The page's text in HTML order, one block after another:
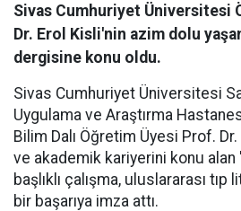
Sivas Cumhuriyet Üniversitesi
Dr. Erol Kisli'nin azim dolu
dergisine konu oldu.
Sivas Cumhuriyet Üniversitesi
Uygulama ve Araştırma
Bilim Dalı Öğretim Üyesi Prof. Dr.
ve akademik kariyerini konu
başlıklı çalışma, uluslararası
bir başarıya imza attı.